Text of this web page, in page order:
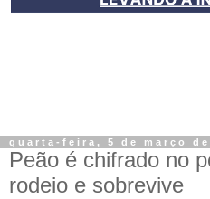
quarta-feira, 5 de março de
Peão é chifrado no
rodeio e sobrevive